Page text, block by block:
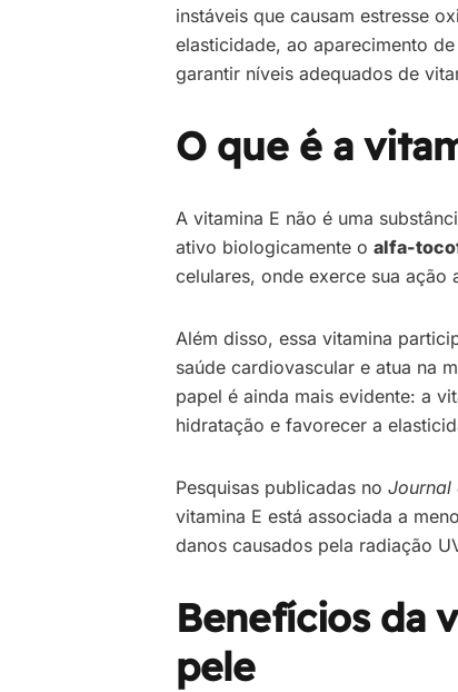
instáveis que causam estresse
elasticidade, ao aparecimento
garantir níveis adequados de
O que é a
A vitamina E não é uma
ativo biologicamente o alfa-
celulares, onde exerce sua
Além disso, essa vitamina
saúde cardiovascular e atua na
papel é ainda mais evidente: a
hidratação e favorecer a
Pesquisas publicadas no Journal
vitamina E está associada a
danos causados pela radiação
Benefícios da
pele